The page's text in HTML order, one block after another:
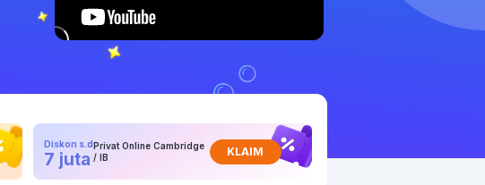
Diskon s.d
7 juta
Privat Online Cambridge
/ IB
KLAIM